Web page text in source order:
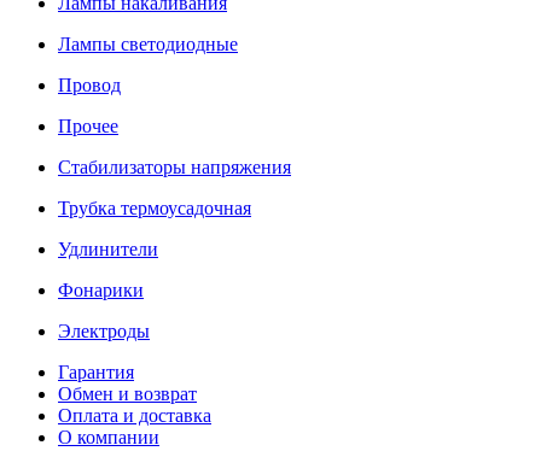
Лампы светодиодные
Провод
Прочее
Стабилизаторы напряжения
Трубка термоусадочная
Удлинители
Фонарики
Электроды
Гарантия
Обмен и возврат
Оплата и доставка
О компании